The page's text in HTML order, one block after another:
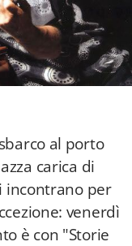
al porto
carica di
incontrano per
venerdì
è con "Storie